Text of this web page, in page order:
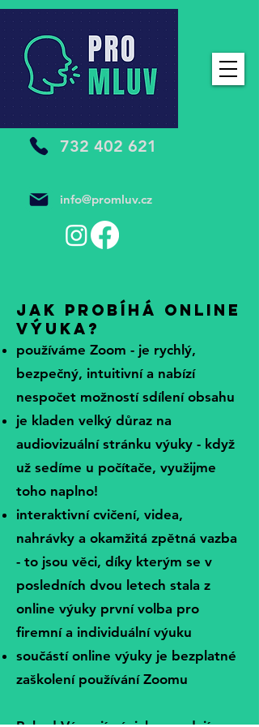
732 402 621
info@promluv.cz
Jak probíhá online
výuka?
používáme Zoom - je rychlý,
bezpečný, intuitivní a nabízí
nespočet možností sdílení obsahu
je kladen velký důraz na
audiovizuální stránku výuky - když
už sedíme u počítače, využijme
toho naplno!
interaktivní cvičení, videa,
nahrávky a okamžitá zpětná vazba
- to jsou věci, díky kterým se v
posledních dvou letech stala z
online výuky první volba pro
firemní a individuální výuku
součástí online výuky je bezplatné
zaškolení používání Zoomu